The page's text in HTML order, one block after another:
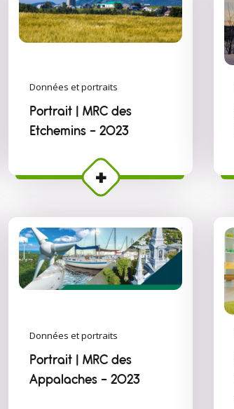
Données et portraits
Portrait | MRC des
Etchemins - 2023
Données et portraits
Portrait | MRC des
Appalaches - 2023